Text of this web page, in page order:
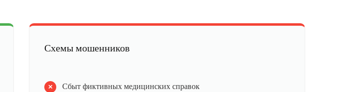
Схемы мошенников
Сбыт фиктивных медицинских справок